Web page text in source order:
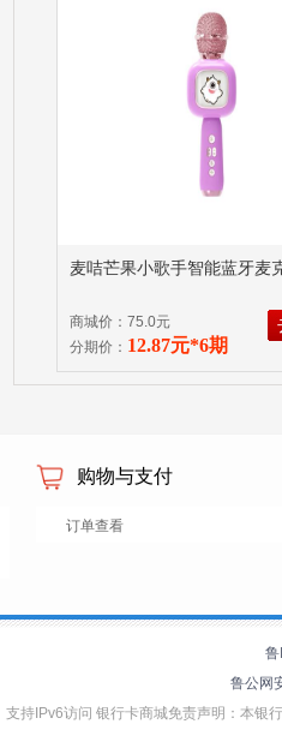
麦咭芒果小歌手智能蓝牙麦
商城价：75.0元
分期价： 12.87元*6期
购物与支付
订单查看
鲁公网
支持IPv6访问 银行卡商城免责声明：本银